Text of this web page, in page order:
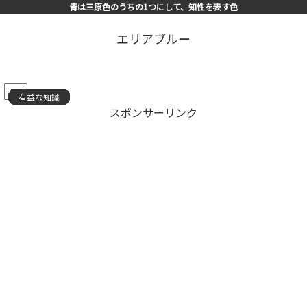
青は三原色のうちの1つにして、知性を表す色
エリアブルー
PR
スポンサーリンク
有益な知識
有益な知識
有益な知識
有益な知識
有益な知識
有益な知識
有益な知識
有益な知識
有益な知識
有益な知識
有益な知識
有益な知識
有益な知識
有益な知識
有益な知識